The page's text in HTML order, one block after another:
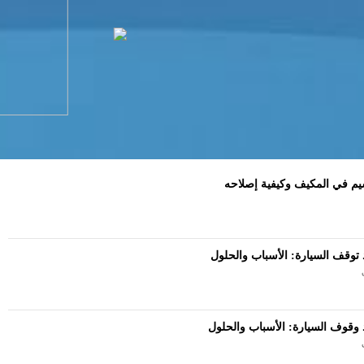
في المكيف وكيفية إصلاحه
السيارة: الأسباب والحلول
السيارة: الأسباب والحلول